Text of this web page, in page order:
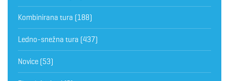
Kombinirana tura (188)
Ledno-snežna tura (437)
Novice (53)